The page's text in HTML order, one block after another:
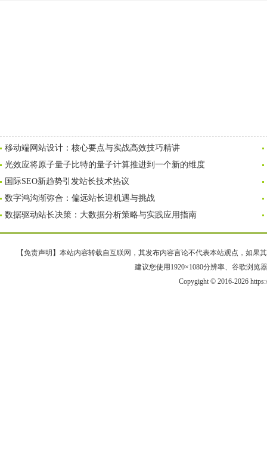
移动端网站设计：核心要点与实战高效技巧精讲
光效应将原子量子比特的量子计算推进到一个新的维度
国际SEO新趋势引发站长技术热议
数字鸿沟渐弥合：偏远站长迎机遇与挑战
数据驱动站长决策：大数据分析策略与实践应用指南
【免责声明】本站内容转载自互联网，其发布内容言论不代表本站观点，如果
建议您使用1920×1080分辨率、谷歌浏览
Copygight © 2016-2026